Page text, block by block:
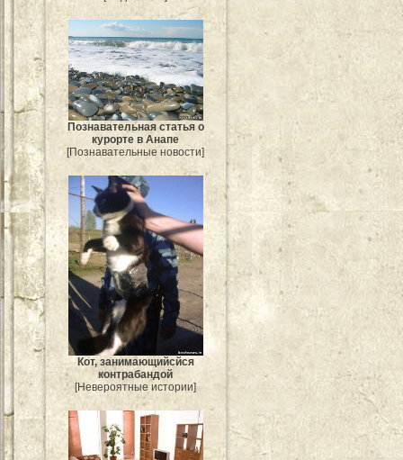
Познавательная статья о
курорте в Анапе
[Познавательные новости]
Кот, занимающийсйся
контрабандой
[Невероятные истории]